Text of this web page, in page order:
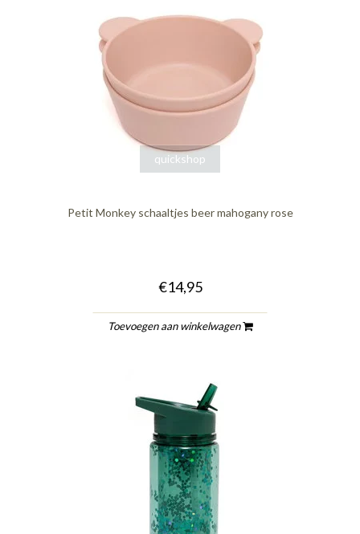
quickshop
Petit Monkey schaaltjes beer mahogany rose
€14,95
Toevoegen aan winkelwagen